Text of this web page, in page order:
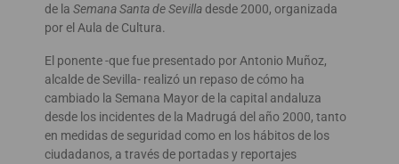
de la Semana Santa de Sevilla desde 2000, organizada
por el Aula de Cultura.
El ponente -que fue presentado por Antonio Muñoz,
alcalde de Sevilla- realizó un repaso de cómo ha
cambiado la Semana Mayor de la capital andaluza
desde los incidentes de la Madrugá del año 2000, tanto
en medidas de seguridad como en los hábitos de los
ciudadanos, a través de portadas y reportajes